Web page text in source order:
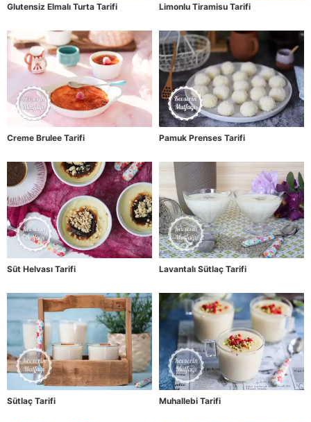
Glutensiz Elmalı Turta Tarifi Limonlu Tiramisu Tarifi
Creme Brulee Tarifi Pamuk Prenses Tarifi
Süt Helvası Tarifi Lavantalı Sütlaç Tarifi
Sütlaç Tarifi Muhallebi Tarifi